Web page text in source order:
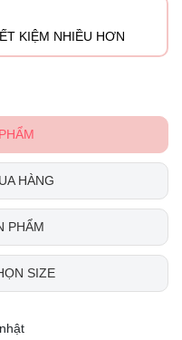
KIỆM NHIỀU HƠN
HÀNG
PHẨM
SIZE